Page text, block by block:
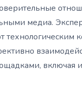
медиа.
технологическим
включая